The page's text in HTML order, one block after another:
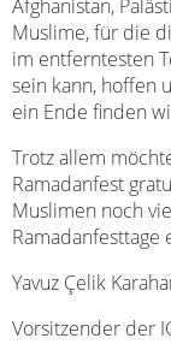
Afghanistan,
Muslime, für die
im entferntesten
sein kann, hoffen
ein Ende finden
Trotz allem
Ramadanfest
Muslimen noch
Ramadanfesttage
Yavuz Çelik
Vorsitzender der